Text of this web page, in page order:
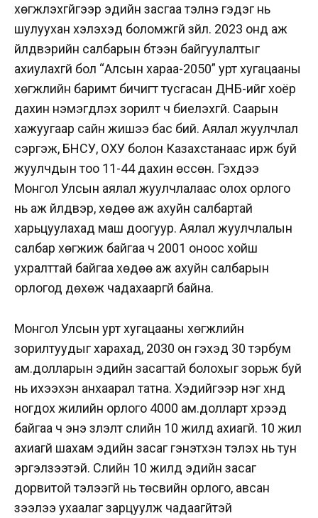
хөгжүүлэхгүйгээр эдийн засгаа тэлнэ гэдэг нь
шулуухан хэлэхэд боломжгүй зүйл. 2023 онд аж
үйлдвэрийн салбарын бүтээн байгуулалтыг
ахиулахгүй бол “Алсын хараа-2050” урт хугацааны
хөгжлийн баримт бичигт тусгасан ДНБ-ийг хоёр
дахин нэмэгдүүлэх зорилт ч биелэхгүй. Саарын
хажуугаар сайн жишээ бас бий. Аялал жуулчлал
сэргэж, БНСУ, ОХУ болон Казахстанаас ирж буй
жуулчдын тоо 11-44 дахин өссөн. Гэхдээ
Монгол Улсын аялал жуулчлалаас олох орлого
нь аж үйлдвэр, хөдөө аж ахуйн салбартай
харьцуулахад маш доогуур. Аялал жуулчлалын
салбар хөгжиж байгаа ч 2001 оноос хойш
ухралттай байгаа хөдөө аж ахуйн салбарын
орлогод дөхөж чадахааргүй байна.
Монгол Улсын урт хугацааны хөгжлийн
зорилтуудыг харахад, 2030 он гэхэд 30 тэрбум
ам.долларын эдийн засагтай болохыг зорьж буй
нь ихээхэн анхаарал татна. Хэдийгээр нэг хүнд
ногдох жилийн орлого 4000 ам.долларт хүрээд
байгаа ч энэ үзүүлэлт сүүлийн 10 жилд ахиагүй. 10 жил
ахиагүй шахам эдийн засаг гэнэтхэн тэлэх нь тун
эргэлзээтэй. Сүүлийн 10 жилд эдийн засаг
дорвитой тэлээгүй нь төсвийн орлого, авсан
зээлээ ухаалаг зарцуулж чадаагүйтэй